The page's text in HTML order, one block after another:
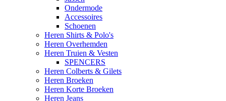
Ondermode
Accessoires
Schoenen
Heren Shirts & Polo's
Heren Overhemden
Heren Truien & Vesten
SPENCERS
Heren Colberts & Gilets
Heren Broeken
Heren Korte Broeken
Heren Jeans